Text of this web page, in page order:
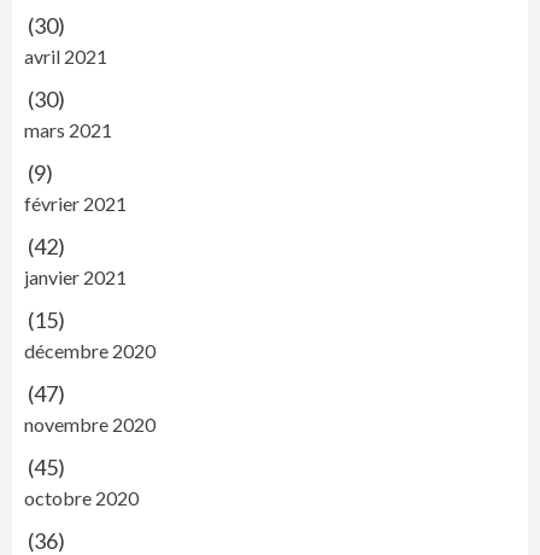
(30)
avril 2021
(30)
mars 2021
(9)
février 2021
(42)
janvier 2021
(15)
décembre 2020
(47)
novembre 2020
(45)
octobre 2020
(36)